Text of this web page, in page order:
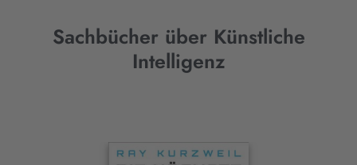
Sachbücher über Künstliche
Intelligenz